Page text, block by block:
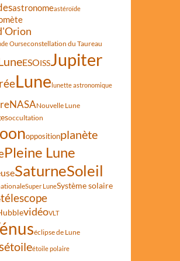
astronomeastéroïde
Ourseconstellation du Taureau
ESOISSJupiter
Lunelunette astronomique
NASANouvelle Lune
occultation
oppositionplanète
Pleine Lune
SaturneSoleil
Super LuneSystème solaire
télescope
vidéoVLT
éclipse de Lune
étoileétoile polaire